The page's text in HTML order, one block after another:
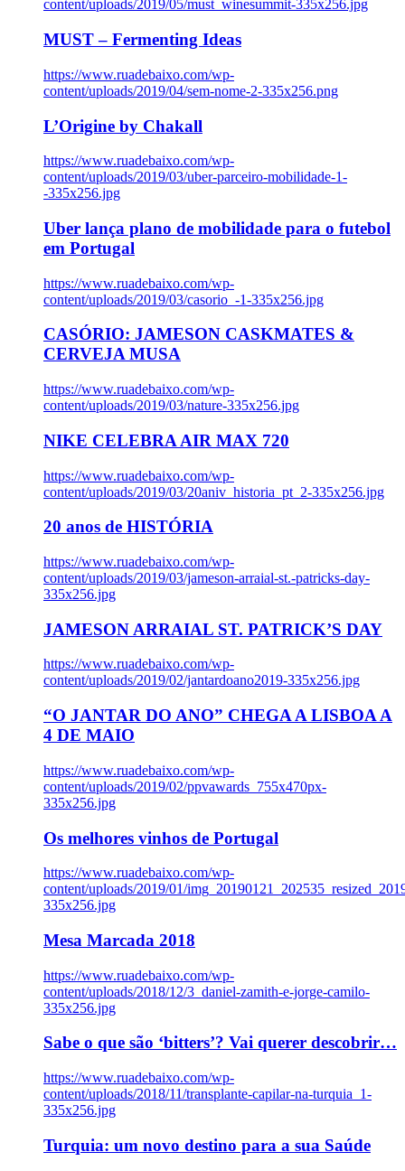
content/uploads/2019/05/must_winesummit-335x256.jpg
MUST – Fermenting Ideas
https://www.ruadebaixo.com/wp-
content/uploads/2019/04/sem-nome-2-335x256.png
L’Origine by Chakall
https://www.ruadebaixo.com/wp-
content/uploads/2019/03/uber-parceiro-mobilidade-1-
-335x256.jpg
Uber lança plano de mobilidade para o futebol
em Portugal
https://www.ruadebaixo.com/wp-
content/uploads/2019/03/casorio_-1-335x256.jpg
CASÓRIO: JAMESON CASKMATES &
CERVEJA MUSA
https://www.ruadebaixo.com/wp-
content/uploads/2019/03/nature-335x256.jpg
NIKE CELEBRA AIR MAX 720
https://www.ruadebaixo.com/wp-
content/uploads/2019/03/20aniv_historia_pt_2-335x256.jpg
20 anos de HISTÓRIA
https://www.ruadebaixo.com/wp-
content/uploads/2019/03/jameson-arraial-st.-patricks-day-
335x256.jpg
JAMESON ARRAIAL ST. PATRICK’S DAY
https://www.ruadebaixo.com/wp-
content/uploads/2019/02/jantardoano2019-335x256.jpg
“O JANTAR DO ANO” CHEGA A LISBOA A
4 DE MAIO
https://www.ruadebaixo.com/wp-
content/uploads/2019/02/ppvawards_755x470px-
335x256.jpg
Os melhores vinhos de Portugal
https://www.ruadebaixo.com/wp-
content/uploads/2019/01/
335x256.jpg
Mesa Marcada 2018
https://www.ruadebaixo.com/wp-
content/uploads/2018/12/3_daniel-zamith-e-jorge-camilo-
335x256.jpg
Sabe o que são ‘bitters’? Vai querer descobrir…
https://www.ruadebaixo.com/wp-
content/uploads/2018/11/transplante-capilar-na-turquia_1-
335x256.jpg
Turquia: um novo destino para a sua Saúde